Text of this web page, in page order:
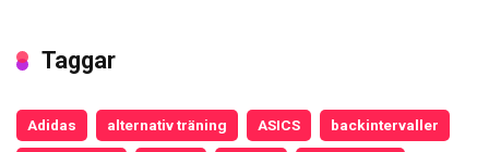
Taggar
Adidas alternativ träning ASICS backintervaller